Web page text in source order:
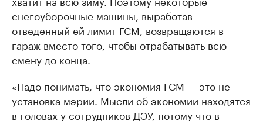
снегоуборочные машины, выработав
отведенный ей лимит ГСМ, возвращаются в
гараж вместо того, чтобы отрабатывать всю
смену до конца.
«Надо понимать, что экономия ГСМ — это не
установка мэрии. Мысли об экономии находятся
в головах у сотрудников ДЭУ, потому что в